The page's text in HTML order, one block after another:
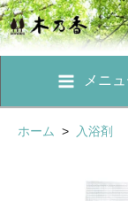
メニ
ホーム > 入浴剤